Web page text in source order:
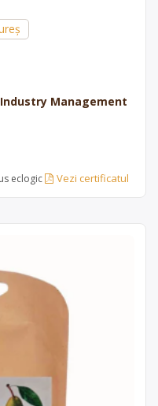
Industry Management
eclogic Vezi certificatul